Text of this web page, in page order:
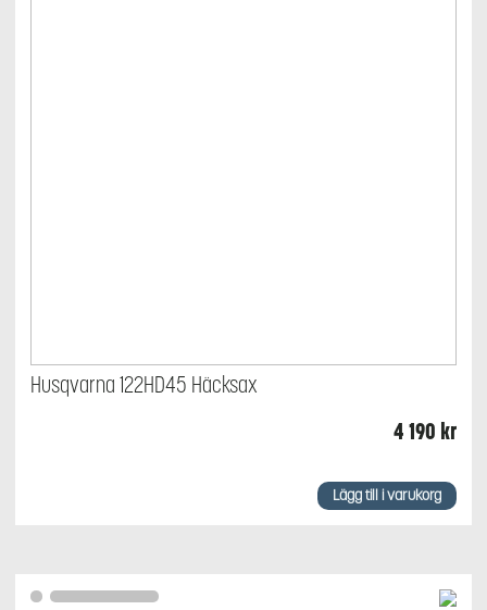
Husqvarna 122HD45 Häcksax
4 190 kr
Lägg till i varukorg